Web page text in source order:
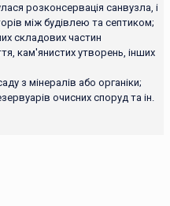
розконсервація санвузла, і
між будівлею та септиком;
складових частин
кам'янистих утворень, інших
з мінералів або органіки;
очисних споруд та ін.